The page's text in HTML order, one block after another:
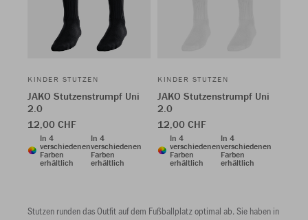
KINDER STUTZEN
JAKO Stutzenstrumpf Uni
2.0
12,00 CHF
In 4
verschiedenen
Farben
erhältlich
In 4
verschiedenen
Farben
erhältlich
KINDER STUTZEN
JAKO Stutzenstrumpf Uni
2.0
12,00 CHF
In 4
verschiedenen
Farben
erhältlich
In 4
verschiedenen
Farben
erhältlich
Stutzen runden das Outfit auf dem Fußballplatz optimal ab. Sie haben in